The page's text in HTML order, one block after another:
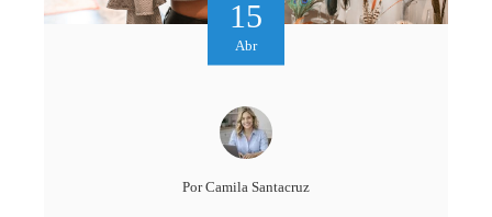
15
Abr
PorCamila Santacruz